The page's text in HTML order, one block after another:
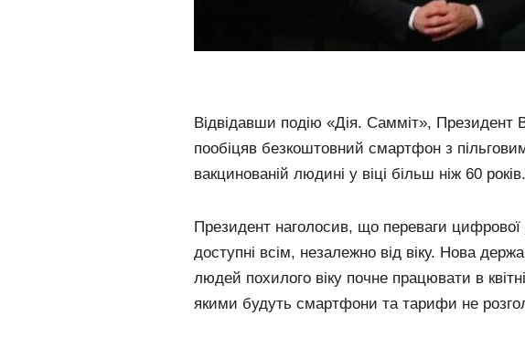
Відвідавши подію «Дія. Самміт», Президент
пообіцяв безкоштовний смартфон з
вакцинованій людині у віці більш ніж 60 років.
Президент наголосив, що переваги
доступні всім, незалежно від віку. Нова
людей похилого віку почне працювати в
якими будуть смартфони та тарифи не